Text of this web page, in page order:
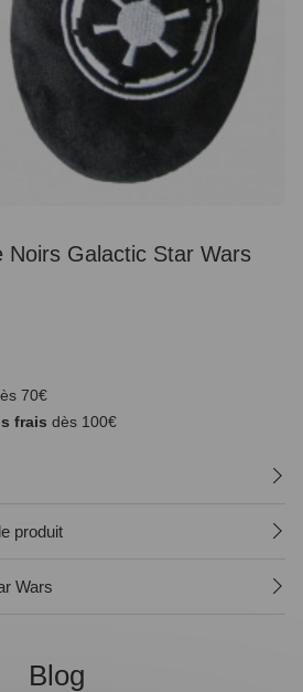
Noirs Galactic Star Wars
70€
frais dès 100€
produit
Wars
Blog